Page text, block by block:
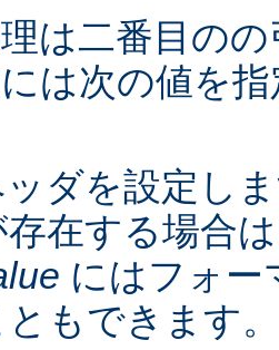
は二番目の
は次の値を
ダを設定し
存在する場合
にはフォー
もできます。